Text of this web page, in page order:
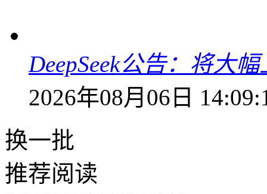
DeepSeek公告：将大
2026年08月06日
换一批
推荐阅读